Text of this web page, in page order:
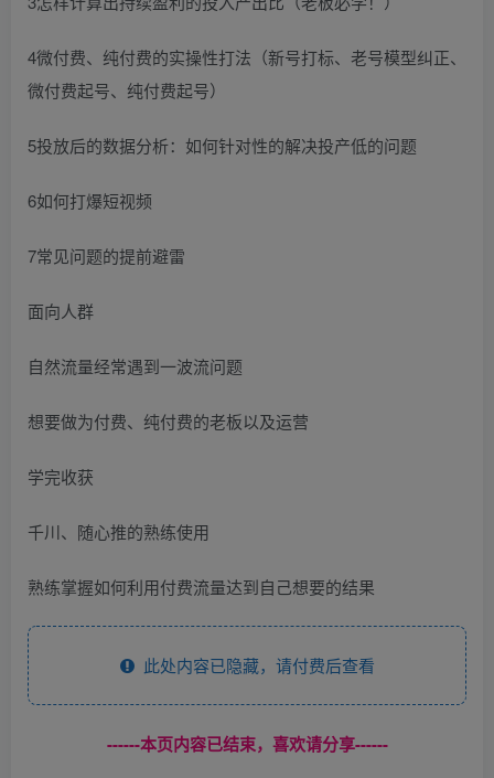
4微付费、纯付费的实操性打法（新号打标、老号模型纠正、
微付费起号、纯付费起号）
5投放后的数据分析：如何针对性的解决投产低的问题
6如何打爆短视频
7常见问题的提前避雷
面向人群
自然流量经常遇到一波流问题
想要做为付费、纯付费的老板以及运营
学完收获
千川、随心推的熟练使用
熟练掌握如何利用付费流量达到自己想要的结果
此处内容已隐藏，请付费后查看
------本页内容已结束，喜欢请分享------